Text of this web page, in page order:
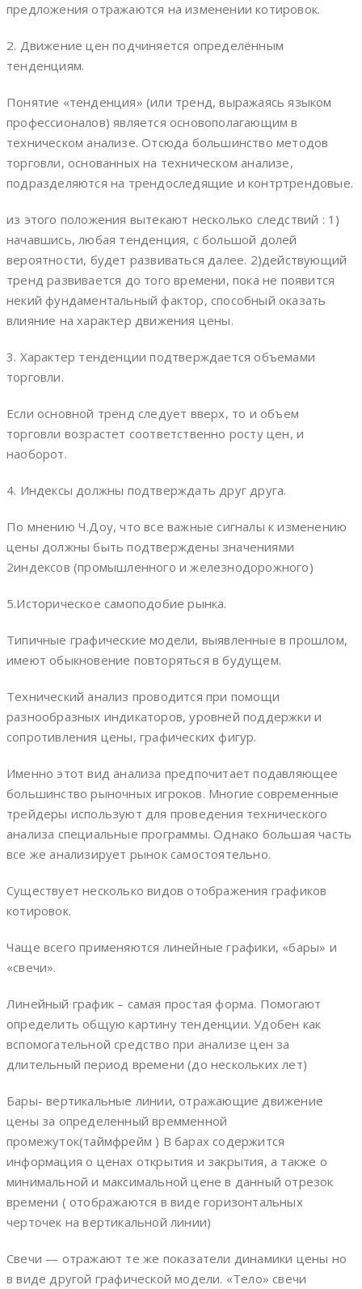
предложения отражаются на изменении котировок.
2. Движение цен подчиняется определённым
тенденциям.
Понятие «тенденция» (или тренд, выражаясь языком
профессионалов) является основополагающим в
техническом анализе. Отсюда большинство методов
торговли, основанных на техническом анализе,
подразделяются на трендоследящие и контртрендовые.
из этого положения вытекают несколько следствий : 1)
начавшись, любая тенденция, с большой долей
вероятности, будет развиваться далее. 2)действующий
тренд развивается до того времени, пока не появится
некий фундаментальный фактор, способный оказать
влияние на характер движения цены.
3. Характер тенденции подтверждается объемами
торговли.
Если основной тренд следует вверх, то и объем
торговли возрастет соответственно росту цен, и
наоборот.
4. Индексы должны подтверждать друг друга.
По мнению Ч.Доу, что все важные сигналы к изменению
цены должны быть подтверждены значениями
2индексов (промышленного и железнодорожного)
5.Историческое самоподобие рынка.
Типичные графические модели, выявленные в прошлом,
имеют обыкновение повторяться в будущем.
Технический анализ проводится при помощи
разнообразных индикаторов, уровней поддержки и
сопротивления цены, графических фигур.
Именно этот вид анализа предпочитает подавляющее
большинство рыночных игроков. Многие современные
трейдеры используют для проведения технического
анализа специальные программы. Однако большая часть
все же анализирует рынок самостоятельно.
Существует несколько видов отображения графиков
котировок.
Чаще всего применяются линейные графики, «бары» и
«свечи».
Линейный график – самая простая форма. Помогают
определить общую картину тенденции. Удобен как
вспомогательной средство при анализе цен за
длительный период времени (до нескольких лет)
Бары- вертикальные линии, отражающие движение
цены за определенный времменной
промежуток(таймфрейм ) В барах содержится
информация о ценах открытия и закрытия, а также о
минимальной и максимальной цене в данный отрезок
времени ( отображаются в виде горизонтальных
черточек на вертикальной линии)
Свечи — отражают те же показатели динамики цены но
в виде другой графической модели. «Тело» свечи